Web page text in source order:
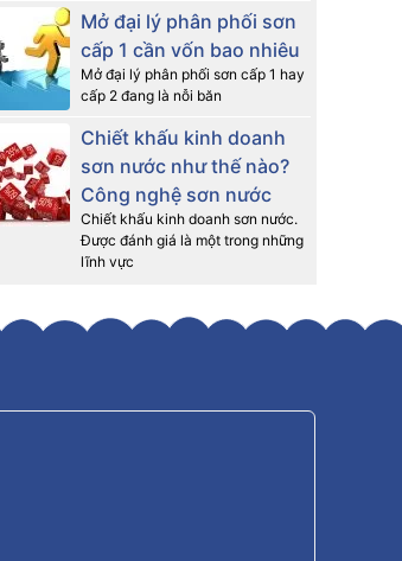
Mở đại lý phân phối sơn
cấp 1 cần vốn bao nhiêu
Mở đại lý phân phối sơn cấp 1 hay
cấp 2 đang là nỗi băn
Chiết khấu kinh doanh
sơn nước như thế nào?
Công nghệ sơn nước
Chiết khấu kinh doanh sơn nước.
Được đánh giá là một trong những
lĩnh vực